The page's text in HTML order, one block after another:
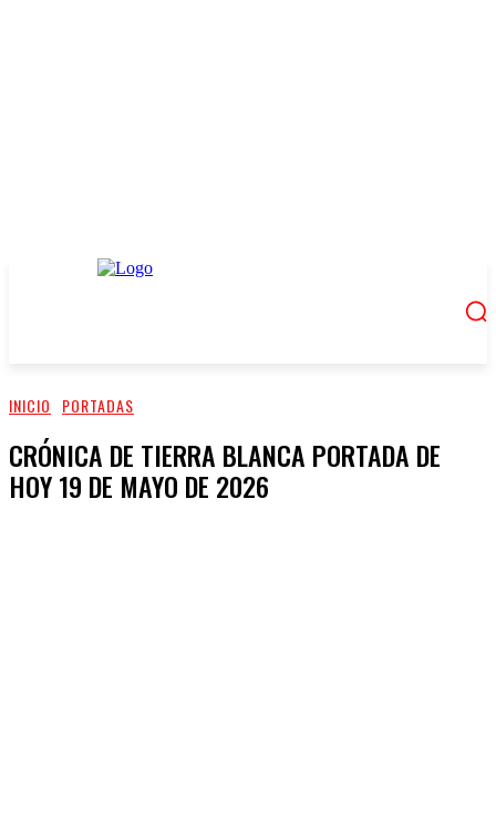
INICIO PORTADAS
CRÓNICA DE TIERRA BLANCA PORTADA DE
HOY 19 DE MAYO DE 2026